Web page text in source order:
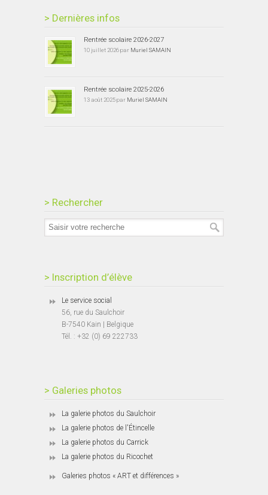
> Dernières infos
Rentrée scolaire 2026-2027
10 juillet 2026 par Muriel SAMAIN
Rentrée scolaire 2025-2026
13 août 2025 par Muriel SAMAIN
> Rechercher
> Inscription d’élève
Le service social
56, rue du Saulchoir
B-7540 Kain | Belgique
Tél. : +32 (0) 69 222733
> Galeries photos
La galerie photos du Saulchoir
La galerie photos de l'Étincelle
La galerie photos du Carrick
La galerie photos du Ricochet
Galeries photos « ART et différences »